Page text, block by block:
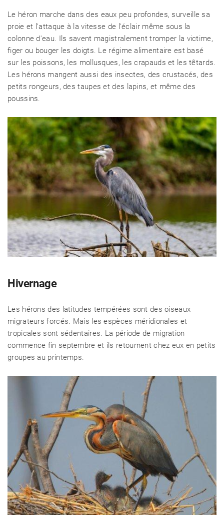
Le héron marche dans des eaux peu profondes, surveille sa
proie et l'attaque à la vitesse de l'éclair même sous la
colonne d'eau. Ils savent magistralement tromper la victime,
figer ou bouger les doigts. Le régime alimentaire est basé
sur les poissons, les mollusques, les crapauds et les têtards.
Les hérons mangent aussi des insectes, des crustacés, des
petits rongeurs, des taupes et des lapins, et même des
poussins.
Hivernage
Les hérons des latitudes tempérées sont des oiseaux
migrateurs forcés. Mais les espèces méridionales et
tropicales sont sédentaires. La période de migration
commence fin septembre et ils retournent chez eux en petits
groupes au printemps.